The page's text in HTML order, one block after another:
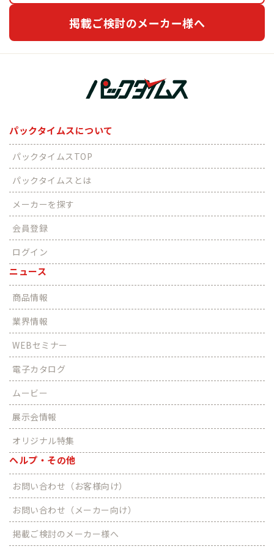
掲載ご検討のメーカー様へ
パックタイムスについて
パックタイムスTOP
パックタイムスとは
メーカーを探す
会員登録
ログイン
ニュース
商品情報
業界情報
WEBセミナー
電子カタログ
ムービー
展示会情報
オリジナル特集
ヘルプ・その他
お問い合わせ（お客様向け）
お問い合わせ（メーカー向け）
掲載ご検討のメーカー様へ